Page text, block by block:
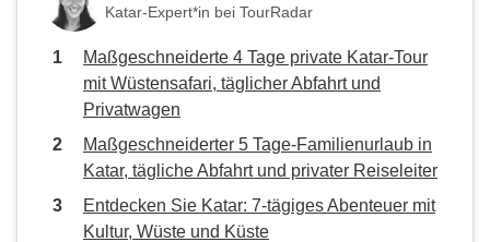
Katar-Expert*in bei TourRadar
Maßgeschneiderte 4 Tage private Katar-Tour
mit Wüstensafari, täglicher Abfahrt und
Privatwagen
Maßgeschneiderter 5 Tage-Familienurlaub in
Katar, tägliche Abfahrt und privater Reiseleiter
Entdecken Sie Katar: 7-tägiges Abenteuer mit
Kultur, Wüste und Küste